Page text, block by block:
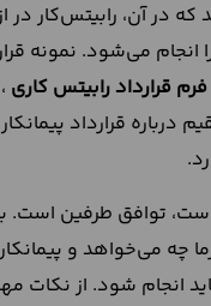
در آن، رابیتس‌کار
می‌شود. نمونه
قرارداد رابیتس کاری
قرارداد
توافق طرفین است.
می‌خواهد و
انجام شود. از نکات